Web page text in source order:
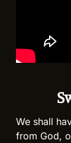
We shall
from God,